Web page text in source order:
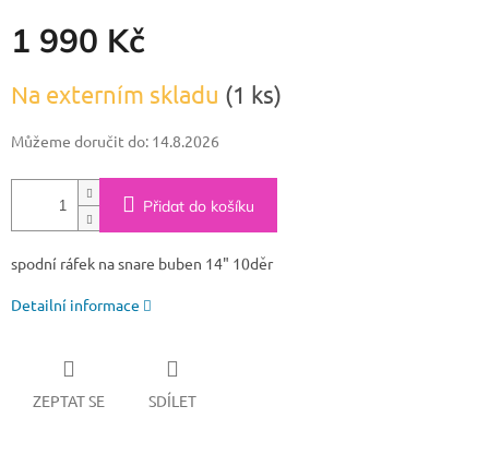
1 990 Kč
cena:
Na externím skladu (1 ks)
Můžeme doručit do: 14.8.2026
Přidat do košíku
spodní ráfek na snare buben 14" 10děr
Detailní informace
ZEPTAT SE SDÍLET